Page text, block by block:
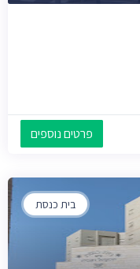
פרטים נוספים
בית כנסת